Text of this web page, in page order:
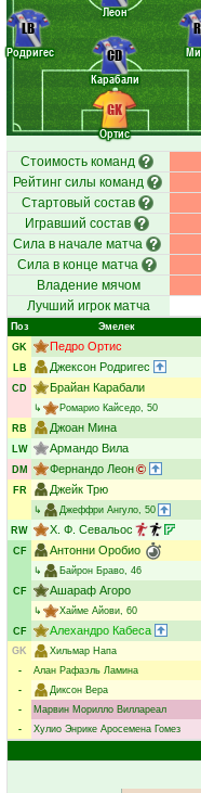
Ортис
Родригес
Карабали
Леон
GK
LB
CD
Стоимость команд
Рейтинг силы команд
Стартовый состав
Игравший состав
Сила в начале матча
Сила в конце матча
Владение мячом
Лучший игрок матча
Поз Эмелек
GK
Педро Ортис
LB
Джексон Родригес
CD
Брайан Карабали
↳
Ромарио Кайседо, 50
RB
Джоан Мина
LW
Армандо Вила
DM
Фернандо Леон
FR
Джейк Трю
↳
Джеффри Ангуло, 50
RW
Х. Ф. Севальос
CF
Антонни Оробио
↳
Байрон Браво, 46
CF
Ашараф Агоро
↳
Хайме Айови, 60
CF
Алехандро Кабеса
GK
Хильмар Напа
-
Алан Рафаэль Ламина
-
Диксон Вера
-
Марвин Морилло Виллареал
-
Хулио Энрике Аросемена Гомез